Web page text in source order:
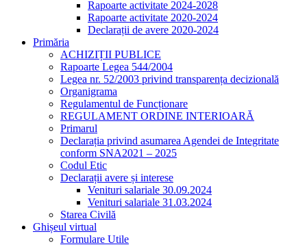
Rapoarte activitate 2024-2028
Rapoarte activitate 2020-2024
Declarații de avere 2020-2024
Primăria
ACHIZIȚII PUBLICE
Rapoarte Legea 544/2004
Legea nr. 52/2003 privind transparența decizională
Organigrama
Regulamentul de Funcționare
REGULAMENT ORDINE INTERIOARĂ
Primarul
Declarația privind asumarea Agendei de Integritate
conform SNA2021 – 2025
Codul Etic
Declarații avere și interese
Venituri salariale 30.09.2024
Venituri salariale 31.03.2024
Starea Civilă
Ghișeul virtual
Formulare Utile